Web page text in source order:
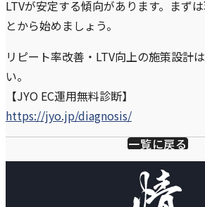
LTVが安定する傾向があります。まず
とから始めましょう。
リピート率改善・LTV向上の施策設計
い。
【JYO EC運用無料診断】
https://jyo.jp/diagnosis/
一覧に戻る